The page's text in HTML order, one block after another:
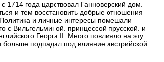
1714 года царствовал Ганноверский дом.
и тем восстановить добрые отношения
и личные интересы помешали
с Вильгельминой, принцессой прусской, и
Георга II. Много повлияло на эту
подпадал под влияние австрийской